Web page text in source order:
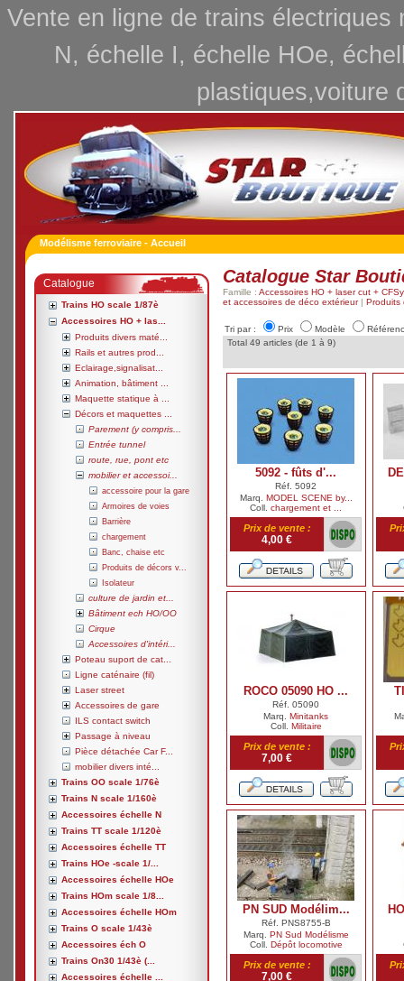
Vente en ligne de trains
N, échelle I, échelle HOe,
plastiques,voiture
Modélisme ferroviaire - Accueil
Catalogue
Trains HO scale 1/87è
Accessoires HO + las...
Produits divers maté...
Rails et autres prod...
Eclairage,signalisat...
Animation, bâtiment ...
Maquette statique à ...
Décors et maquettes ...
Parement (y compris...
Entrée tunnel
route, rue, pont etc
mobilier et accessoi...
accessoire pour la gare
Armoires de voies
Barrière
chargement
Banc, chaise etc
Produits de décors v...
Isolateur
culture de jardin et...
Bâtiment ech HO/OO
Cirque
Accessoires d'intéri...
Poteau suport de cat...
Ligne caténaire (fil)
Laser street
Accessoires de gare
ILS contact switch
Passage à niveau
Pièce détachée Car F...
mobilier divers inté...
Trains OO scale 1/76è
Trains N scale 1/160è
Accessoires échelle N
Trains TT scale 1/120è
Accessoires échelle TT
Trains HOe -scale 1/...
Accessoires échelle HOe
Trains HOm scale 1/8...
Accessoires échelle HOm
Trains O scale 1/43è
Accessoires éch O
Trains On30 1/43è (...
Accessoires échelle ...
Catalogue Star
Famille : Accessoires HO + laser cut +
et accessoires de déco extérieur| Produits
Tri par : Prix Modèle
Total 49 articles (de 1 à 9)
5092 - fûts d'...
Réf. 5092
Marq. MODEL SCENE by...
Coll. chargement et ...
Prix de vente :
4,00 €
ROCO 05090 HO ...
Réf. 05090
Marq. Minitanks
Coll. Militaire
Prix de vente :
7,00 €
PN SUD Modélim...
Réf. PNS8755-B
Marq. PN Sud Modélisme
Coll. Dépôt locomotive
Prix de vente :
7,00 €